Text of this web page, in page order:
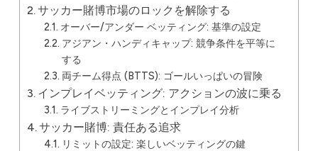
サッカー賭博市場のロックを解除する
オーバー/アンダー ベッティング: 基準の設定
アジアン・ハンディキャップ: 競争条件を平等に
する
両チーム得点 (BTTS): ゴールいっぱいの冒険
インプレイベッティング: アクションの波に乗る
ライブストリーミングとインプレイ分析
サッカー賭博: 責任ある追求
リミットの設定: 楽しいベッティングの鍵